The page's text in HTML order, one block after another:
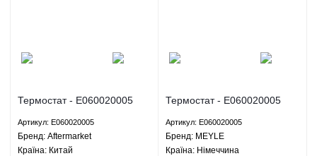
Термостат - E060020005
Артикул: E060020005
Брeнд: Aftermarket
Країна: Китай
Термостат - E060020005
Артикул: E060020005
Брeнд: MEYLE
Країна: Німеччина